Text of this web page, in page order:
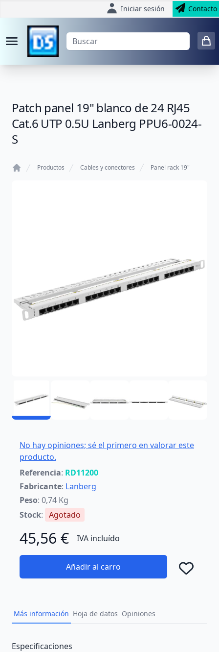
Iniciar sesión Contacto
Patch panel 19" blanco de 24 RJ45
Cat.6 UTP 0.5U Lanberg PPU6-0024-
S
Productos Cables y conectores Panel rack 19"
No hay opiniones; sé el primero en valorar este
producto.
Referencia: RD11200
Fabricante: Lanberg
Peso: 0,74 Kg
Stock: Agotado
45,56 € IVA incluído
Añadir al carro
Más información Hoja de datos Opiniones
Description
Especificaciones